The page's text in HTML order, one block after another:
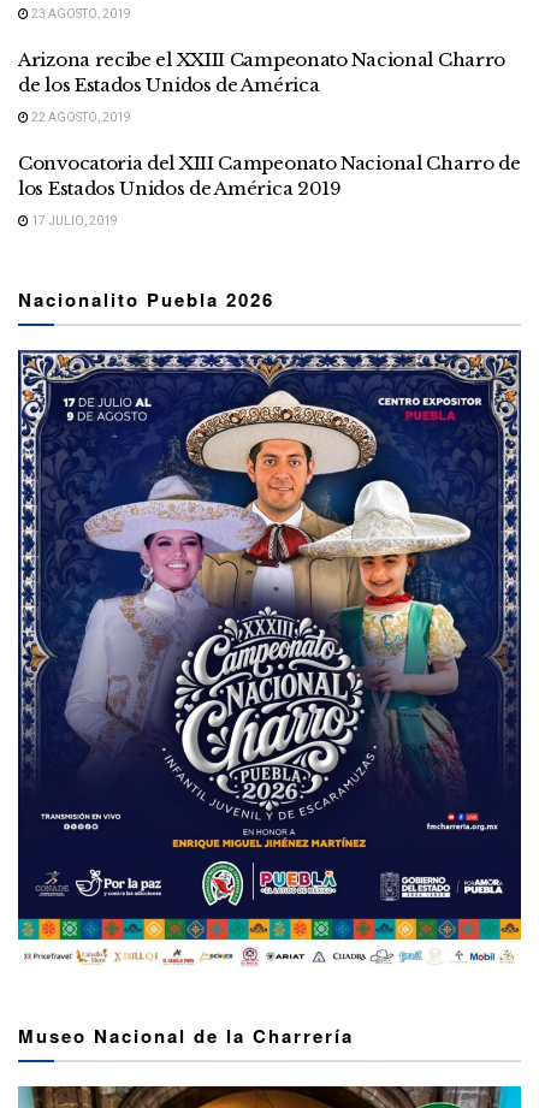
23 AGOSTO, 2019
Arizona recibe el XXIII Campeonato Nacional Charro
de los Estados Unidos de América
22 AGOSTO, 2019
Convocatoria del XIII Campeonato Nacional Charro de
los Estados Unidos de América 2019
17 JULIO, 2019
Nacionalito Puebla 2026
Museo Nacional de la Charrería